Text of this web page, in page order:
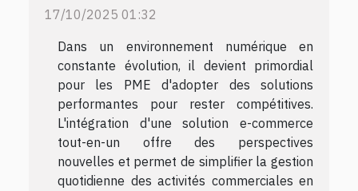
17/10/2025 01:32
Dans un environnement numérique en
constante évolution, il devient primordial
pour les PME d'adopter des solutions
performantes pour rester compétitives.
L'intégration d'une solution e-commerce
tout-en-un offre des perspectives
nouvelles et permet de simplifier la gestion
quotidienne des activités commerciales en